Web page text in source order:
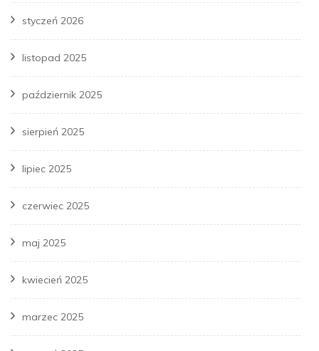
styczeń 2026
listopad 2025
październik 2025
sierpień 2025
lipiec 2025
czerwiec 2025
maj 2025
kwiecień 2025
marzec 2025